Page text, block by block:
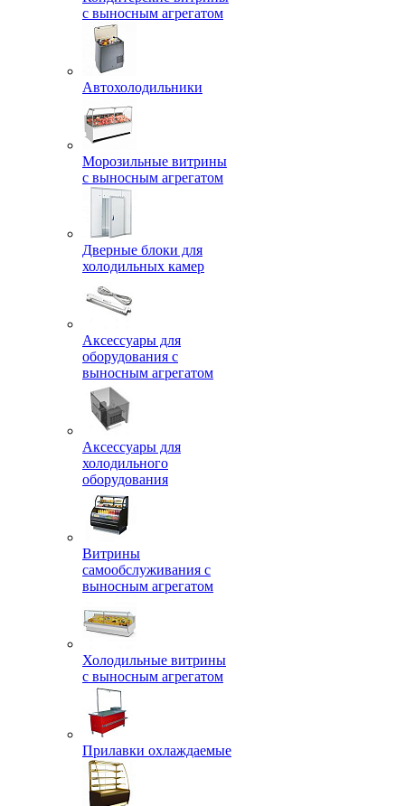
с выносным агрегатом
Автохолодильники
Морозильные витрины
с выносным агрегатом
Дверные блоки для
холодильных камер
Аксессуары для
оборудования с
выносным агрегатом
Аксессуары для
холодильного
оборудования
Витрины
самообслуживания с
выносным агрегатом
Холодильные витрины
с выносным агрегатом
Прилавки охлаждаемые